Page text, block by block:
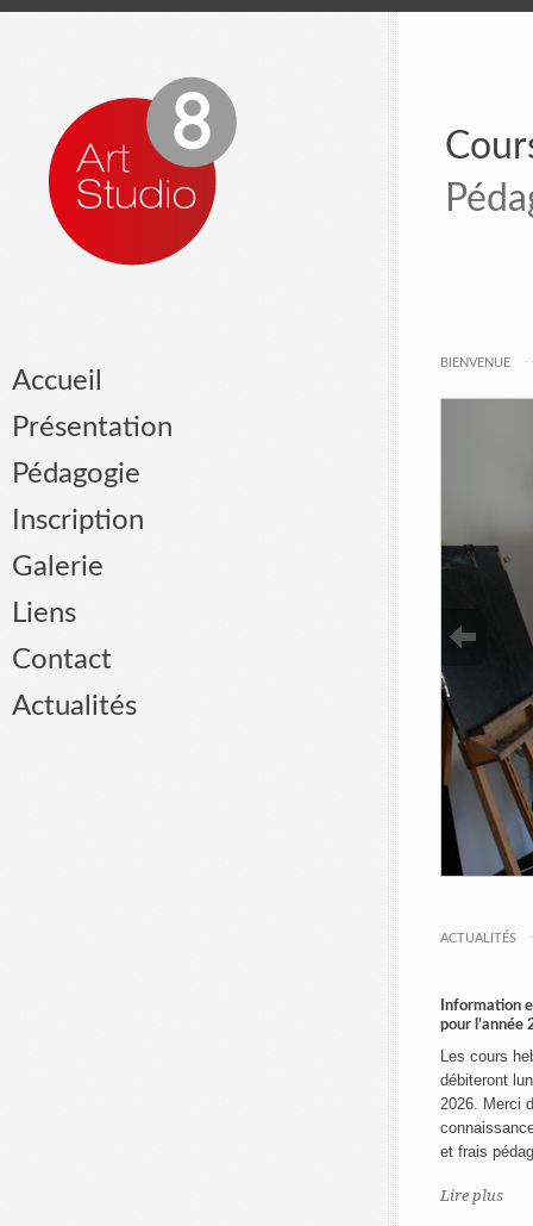
BIENVENUE
ACTUALITÉS
Information
pour
Les cours
débiteront
2026. Merci
et frais
Lire plus
Accueil
Présentation
Pédagogie
Inscription
Galerie
Liens
Contact
Actualités